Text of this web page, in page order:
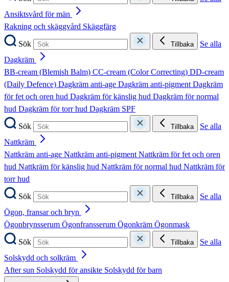
Ansiktsvård för män
Rakning och skäggvård Skäggfärg
Sök
Tillbaka
Se alla
Dagkräm
BB-cream (Blemish Balm) CC-cream (Color Correcting) DD-cream
(Daily Defence) Dagkräm anti-age Dagkräm anti-pigmentDagkräm
för fet och oren hud Dagkräm för känslig hud Dagkräm för normal
hud Dagkräm för torr hud Dagkräm SPF
Sök
Tillbaka
Se alla
Nattkräm
Nattkräm anti-age Nattkräm anti-pigmentNattkräm för fet och oren
hud Nattkräm för känslig hud Nattkräm för normal hud Nattkräm för
torr hud
Sök
Tillbaka
Se alla
Ögon, fransar och bryn
Ögonbrynsserum Ögonfransserum Ögonkräm Ögonmask
Sök
Tillbaka
Se alla
Solskydd och solkräm
After sun Solskydd för ansikte Solskydd för barn